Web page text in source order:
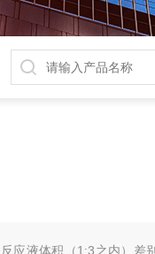
应液体积（1:3之内）差